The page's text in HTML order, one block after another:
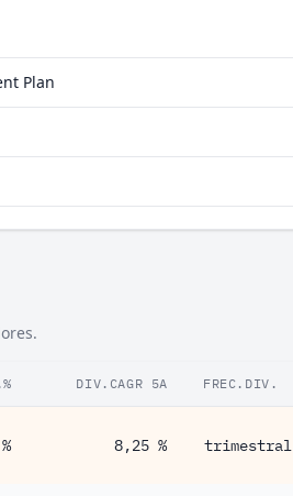
Plan
DIV.CAGR 5A FREC.DIV.
8,25 % trimestral